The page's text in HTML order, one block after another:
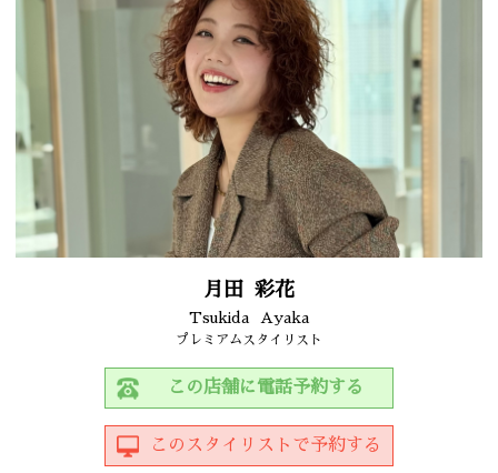
月田 彩花
Tsukida Ayaka
プレミアムスタイリスト
この店舗に電話予約する
このスタイリストで予約する